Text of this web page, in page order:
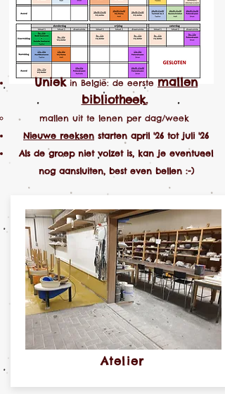
Uniekin België: de eerste mallen
bibliotheek.
mallen uit te lenen per dag/week
Nieuwe reeksen starten april '26 tot juli '26
Als de groep niet volzet is, kan je eventueel
nog aansluiten, best even bellen :-)
Atelier